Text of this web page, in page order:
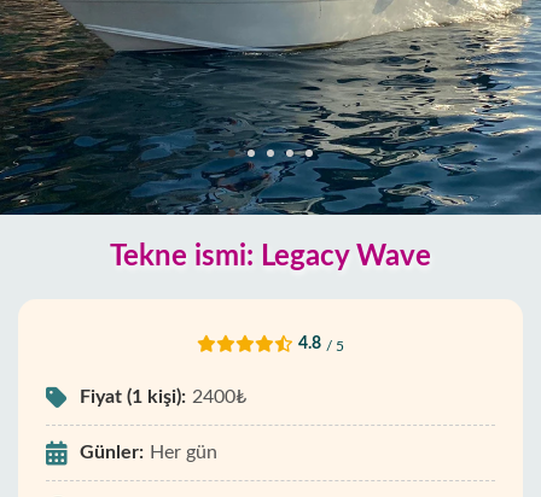
Tekne ismi: Legacy Wave
4.8 / 5
Fiyat (1 kişi): 2400₺
Günler: Her gün